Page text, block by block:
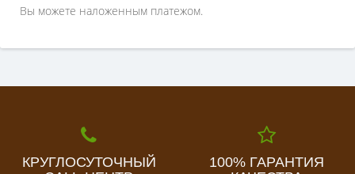
Вы можете наложенным платежом.
КРУГЛОСУТОЧНЫЙ
100% ГАРАНТИЯ